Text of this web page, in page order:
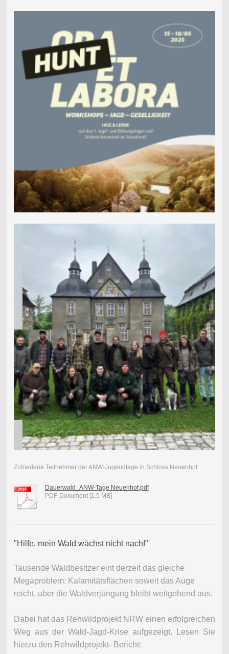
Zufriedene Teilnehmer der ANW-Jugendtage in Schloss Neuenhof
Dauerwald_ANW-Tage Neuenhof.pdf
PDF-Dokument [1.5 MB]
"Hilfe, mein Wald wächst nicht nach!"
Tausende Waldbesitzer eint derzeit das gleiche
Megaproblem: Kalamitätsflächen soweit das Auge
reicht, aber die Waldverjüngung bleibt weitgehend aus.
Dabei hat das Rehwildprojekt NRW einen erfolgreichen
Weg aus der Wald-Jagd-Krise aufgezeigt. Lesen Sie
hierzu den Rehwildprojekt- Bericht: